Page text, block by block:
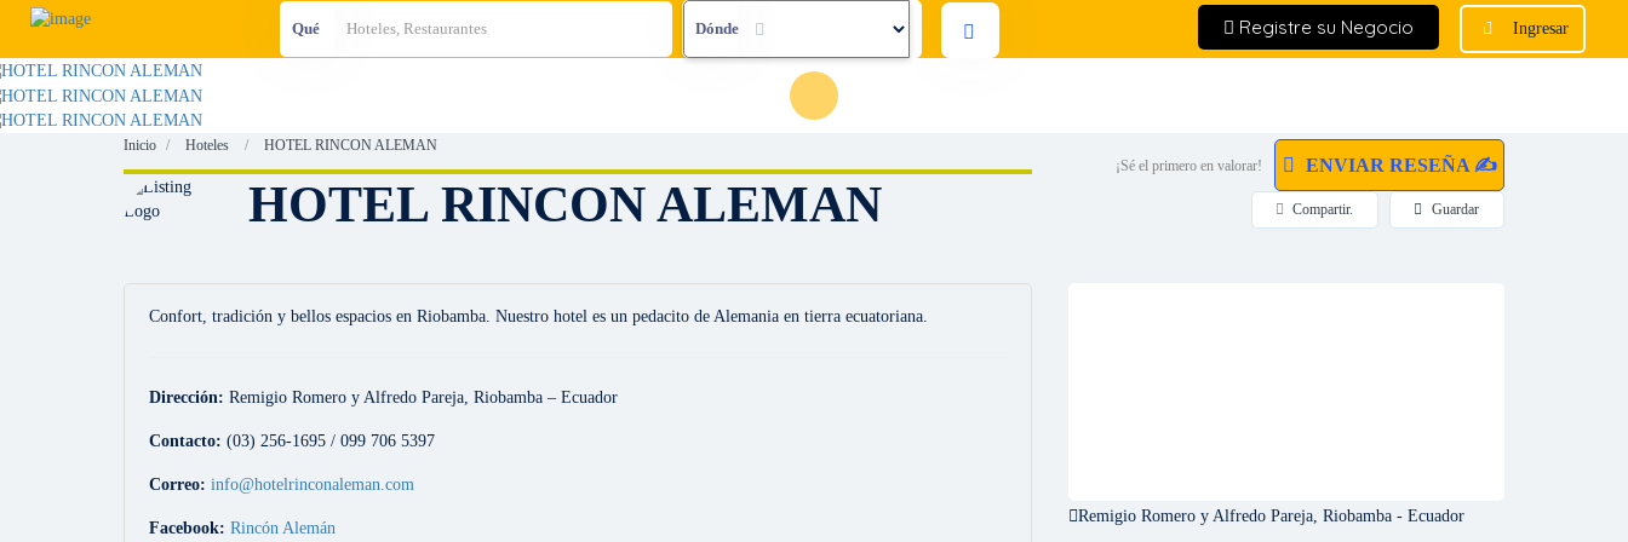
Qué Dónde Registre su Negocio Ingresar
Inicio Hoteles HOTEL RINCON ALEMAN
HOTEL RINCON ALEMAN
¡Sé el primero en valorar! ENVIAR RESEÑA ✍
Guardar
Compartir.
Confort, tradición y bellos espacios en Riobamba. Nuestro hotel es un pedacito de Alemania en tierra ecuatoriana.
Dirección: Remigio Romero y Alfredo Pareja, Riobamba – Ecuador
Contacto: (03) 256-1695 / 099 706 5397
Correo: info@hotelrinconaleman.com
Facebook: Rincón Alemán
Remigio Romero y Alfredo Pareja, Riobamba - Ecuador